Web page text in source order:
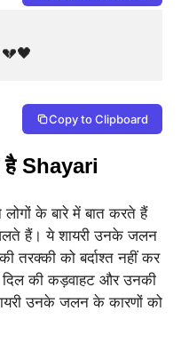
Copy to Clipboard
Shayari
के बारे में बात करते हैं
हैं। ये शायरी उनके जलन
तरक्की को बर्दाश्त नहीं कर
दिल की कड़वाहट और उनकी
उनके जलन के कारणों को